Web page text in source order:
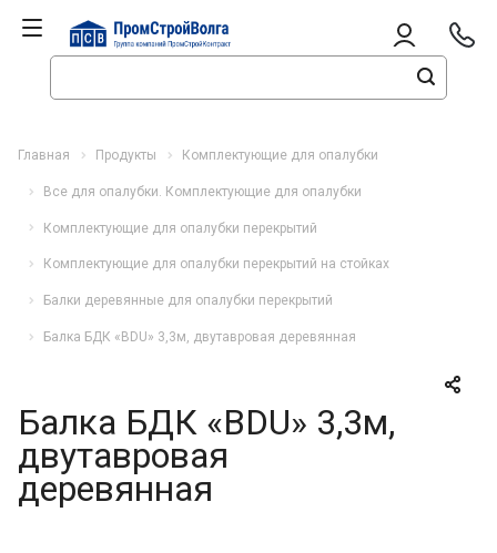
Главная Продукты Комплектующие для опалубки
Все для опалубки. Комплектующие для опалубки
Комплектующие для опалубки перекрытий
Комплектующие для опалубки перекрытий на стойках
Балки деревянные для опалубки перекрытий
Балка БДК «BDU» 3,3м, двутавровая деревянная
Балка БДК «BDU» 3,3м,
двутавровая
деревянная